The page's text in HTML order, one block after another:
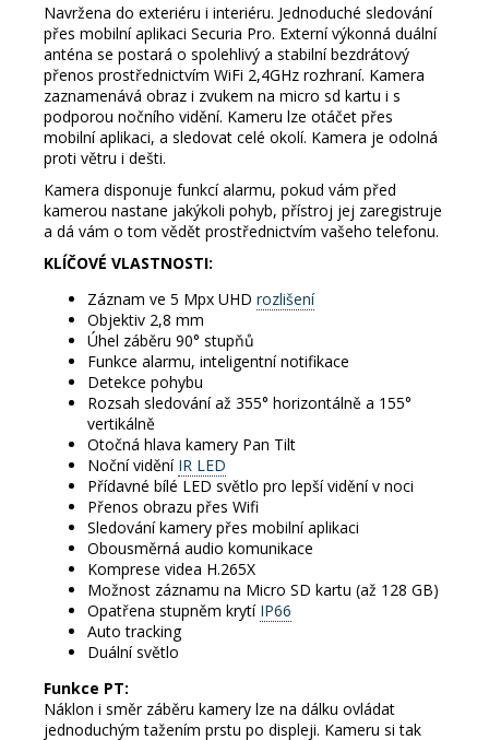
Navržena do exteriéru i interiéru. Jednoduché sledování
přes mobilní aplikaci Securia Pro. Externí výkonná duální
anténa se postará o spolehlivý a stabilní bezdrátový
přenos prostřednictvím WiFi 2,4GHz rozhraní. Kamera
zaznamenává obraz i zvukem na micro sd kartu i s
podporou nočního vidění. Kameru lze otáčet přes
mobilní aplikaci, a sledovat celé okolí. Kamera je odolná
proti větru i dešti.
Kamera disponuje funkcí alarmu, pokud vám před
kamerou nastane jakýkoli pohyb, přístroj jej zaregistruje
a dá vám o tom vědět prostřednictvím vašeho telefonu.
KLÍČOVÉ VLASTNOSTI:
Záznam ve 5 Mpx UHD rozlišení
Objektiv 2,8 mm
Úhel záběru 90° stupňů
Funkce alarmu, inteligentní notifikace
Detekce pohybu
Rozsah sledování až 355° horizontálně a 155°
vertikálně
Otočná hlava kamery Pan Tilt
Noční vidění IR LED
Přídavné bílé LED světlo pro lepší vidění v noci
Přenos obrazu přes Wifi
Sledování kamery přes mobilní aplikaci
Obousměrná audio komunikace
Komprese videa H.265X
Možnost záznamu na Micro SD kartu (až 128 GB)
Opatřena stupněm krytí IP66
Auto tracking
Duální světlo
Funkce PT:
Náklon i směr záběru kamery lze na dálku ovládat
jednoduchým tažením prstu po displeji. Kameru si tak